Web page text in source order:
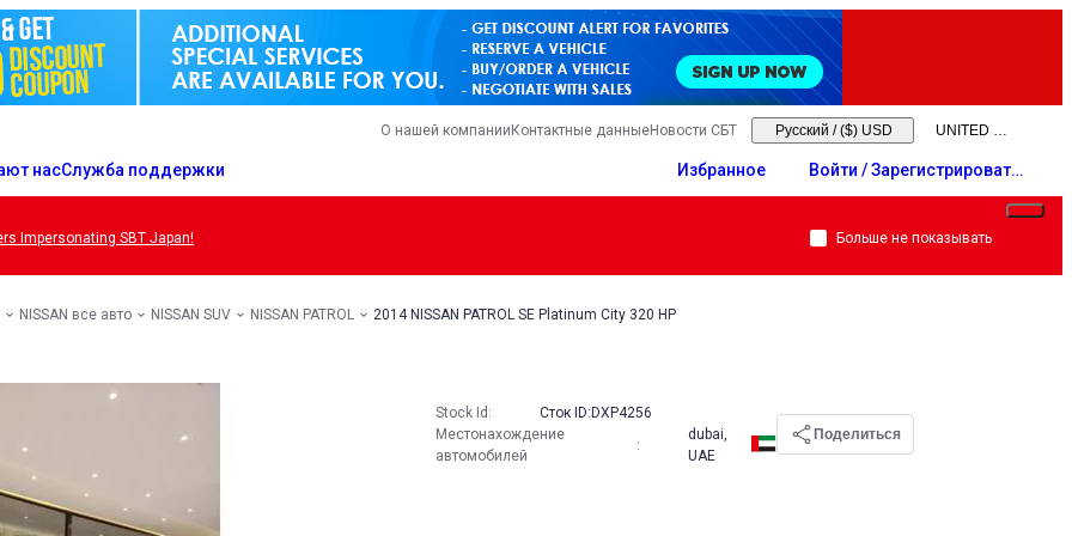
насСлужба поддержки
О нашей компанииКонтактные данныеНовости СБТ Русский / ($) USD
Избранное
Войти / Зарегистрировать
ся
Impersonating SBT Japan! Больше не показывать
NISSAN все авто NISSAN SUV NISSAN PATROL 2014 NISSAN PATROL SE Platinum City 320 HP
Stock Id: Сток ID: DXP4256
Местонахождение
автомобилей
:
dubai,
UAE
Поделиться